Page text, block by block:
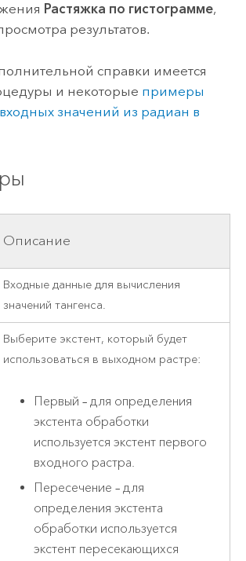
Растяжка по гистограмме,
результатов.
справки имеется
и некоторые примеры
значений из радиан в
Описание
Входные данные для вычисления
значений тангенса.
Выберите экстент, который будет
использоваться в выходном растре:
Первый – для определения
экстента обработки
используется экстент первого
входного растра.
Пересечение – для
определения экстента
обработки используется
экстент пересекающихся